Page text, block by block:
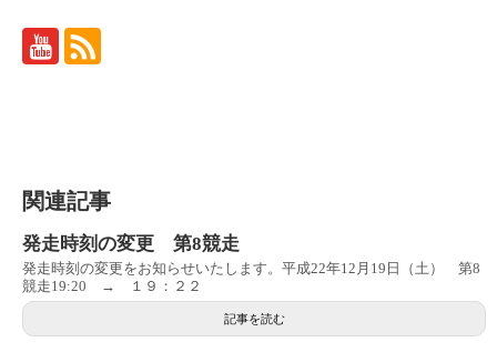
関連記事
発走時刻の変更 第8競走
発走時刻の変更をお知らせいたします。平成22年12月19日（土） 第8
競走19:20 → １９：２２
記事を読む